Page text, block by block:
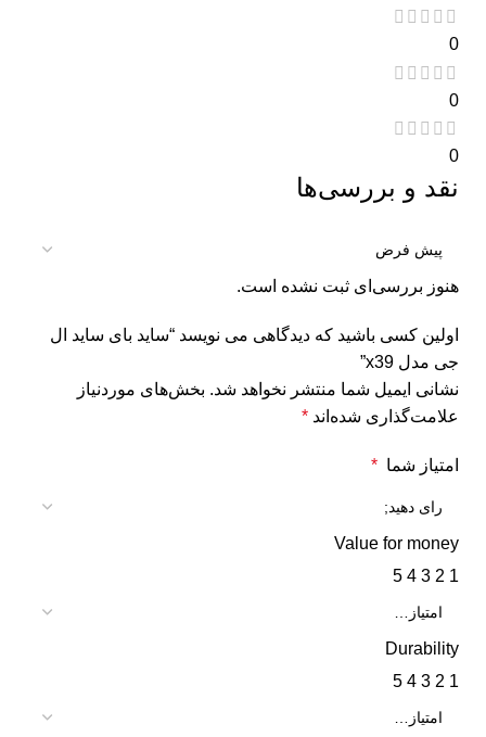
0
0
0
نقد و بررسی‌ها
هنوز بررسی‌ای ثبت نشده است.
اولین کسی باشید که دیدگاهی می نویسد “ساید بای ساید ال
جی مدل x39”
نشانی ایمیل شما منتشر نخواهد شد. بخش‌های موردنیاز
علامت‌گذاری شده‌اند *
امتیاز شما *
Value for money
1
2
3
4
5
Durability
1
2
3
4
5